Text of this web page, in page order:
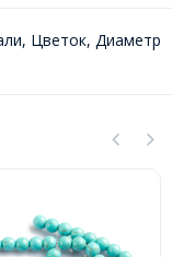
Цветок, Диаметр